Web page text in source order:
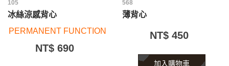
105
冰絲涼感背心
PERMANENT FUNCTION
NT$ 690
568
薄背心
NT$ 450
加入購物車